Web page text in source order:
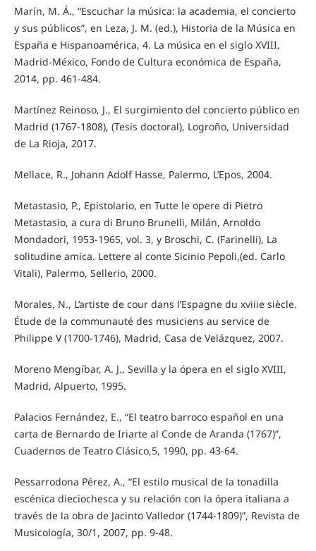
Marín, M. Á., “Escuchar la música: la academia, el concierto
y sus públicos”, en Leza, J. M. (ed.), Historia de la Música en
España e Hispanoamérica, 4. La música en el siglo XVIII,
Madrid-México, Fondo de Cultura económica de España,
2014, pp. 461-484.
Martínez Reinoso, J., El surgimiento del concierto público en
Madrid (1767-1808), (Tesis doctoral), Logroño, Universidad
de La Rioja, 2017.
Mellace, R., Johann Adolf Hasse, Palermo, L’Epos, 2004.
Metastasio, P., Epistolario, en Tutte le opere di Pietro
Metastasio, a cura di Bruno Brunelli, Milán, Arnoldo
Mondadori, 1953-1965, vol. 3, y Broschi, C. (Farinelli), La
solitudine amica. Lettere al conte Sicinio Pepoli,(ed. Carlo
Vitali), Palermo, Sellerio, 2000.
Morales, N., L’artiste de cour dans l’Espagne du xviiie siècle.
Étude de la communauté des musiciens au service de
Philippe V (1700-1746), Madrid, Casa de Velázquez, 2007.
Moreno Mengíbar, A. J., Sevilla y la ópera en el siglo XVIII,
Madrid, Alpuerto, 1995.
Palacios Fernández, E., “El teatro barroco español en una
carta de Bernardo de Iriarte al Conde de Aranda (1767)”,
Cuadernos de Teatro Clásico,5, 1990, pp. 43-64.
Pessarrodona Pérez, A., “El estilo musical de la tonadilla
escénica dieciochesca y su relación con la ópera italiana a
través de la obra de Jacinto Valledor (1744-1809)”, Revista de
Musicología, 30/1, 2007, pp. 9-48.